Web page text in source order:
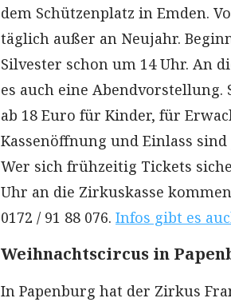
dem Schützenplatz in Emden.
täglich außer an Neujahr.
Silvester schon um 14 Uhr. An
es auch eine
ab 18 Euro für Kinder, für
Kassenöffnung und Einlass
Wer sich frühzeitig Tickets
Uhr an die Zirkuskasse
0172 / 91 88 076. Infos gibt es
Weihnachtscircus in
In Papenburg hat der Zirkus